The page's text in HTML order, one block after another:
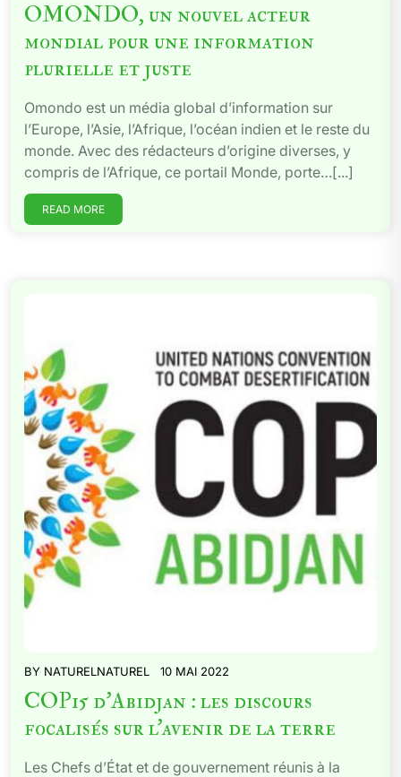
OMONDO, un nouvel acteur
mondial pour une information
plurielle et juste
Omondo est un média global d’information sur
l’Europe, l’Asie, l’Afrique, l’océan indien et le reste du
monde. Avec des rédacteurs d’origine diverses, y
compris de l’Afrique, ce portail Monde, porte…[...]
READ MORE
BY NATURELNATUREL 10 MAI 2022
COP15 d’Abidjan : les discours
focalisés sur l’avenir de la terre
Les Chefs d’État et de gouvernement réunis à la